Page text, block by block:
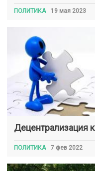
ПОЛИТИКА 19 мая 2023
Децентрализация
ПОЛИТИКА 7 фев 2022